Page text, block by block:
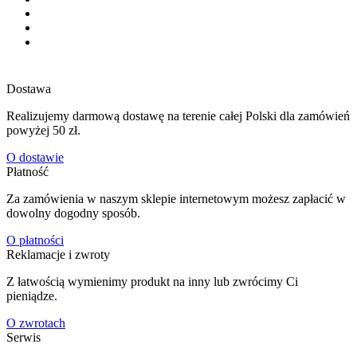
Dostawa
Realizujemy darmową dostawę na terenie całej Polski dla zamówień
powyżej 50 zł.
O dostawie
Płatność
Za zamówienia w naszym sklepie internetowym możesz zapłacić w
dowolny dogodny sposób.
O płatności
Reklamacje i zwroty
Z łatwością wymienimy produkt na inny lub zwrócimy Ci
pieniądze.
O zwrotach
Serwis